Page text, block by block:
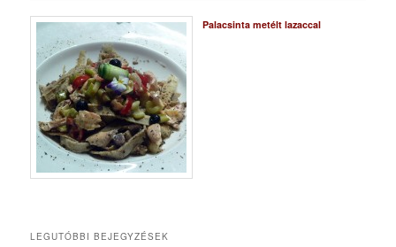
Palacsinta metélt lazaccal
LEGUTÓBBI BEJEGYZÉSEK